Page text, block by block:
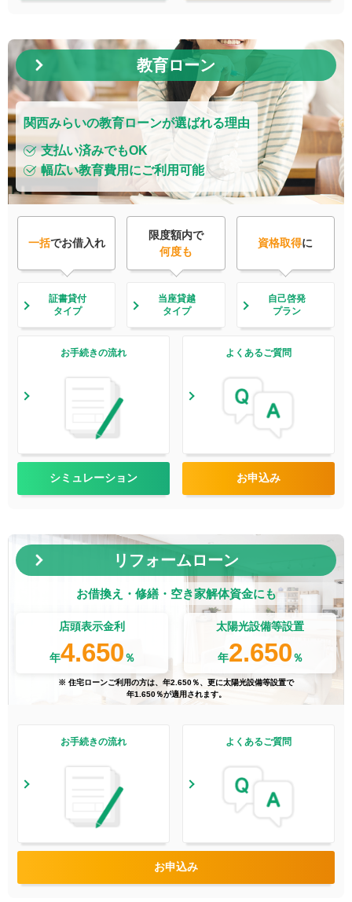
教育ローン
関西みらいの教育ローンが選ばれる理由
支払い済みでもOK
幅広い教育費用にご利用可能
一括でお借入れ
証書貸付
タイプ
限度額内で
何度も
当座貸越
タイプ
資格取得に
自己啓発
プラン
お手続きの流れ よくあるご質問
シミュレーション お申込み
リフォームローン
お借換え・修繕・空き家解体資金にも
店頭表示金利
年4.650％
太陽光設備等設置
年2.650％
※ 住宅ローンご利用の方は、年2.650％、更に太陽光設備等設置で
年1.650％が適用されます。
お手続きの流れ よくあるご質問
お申込み